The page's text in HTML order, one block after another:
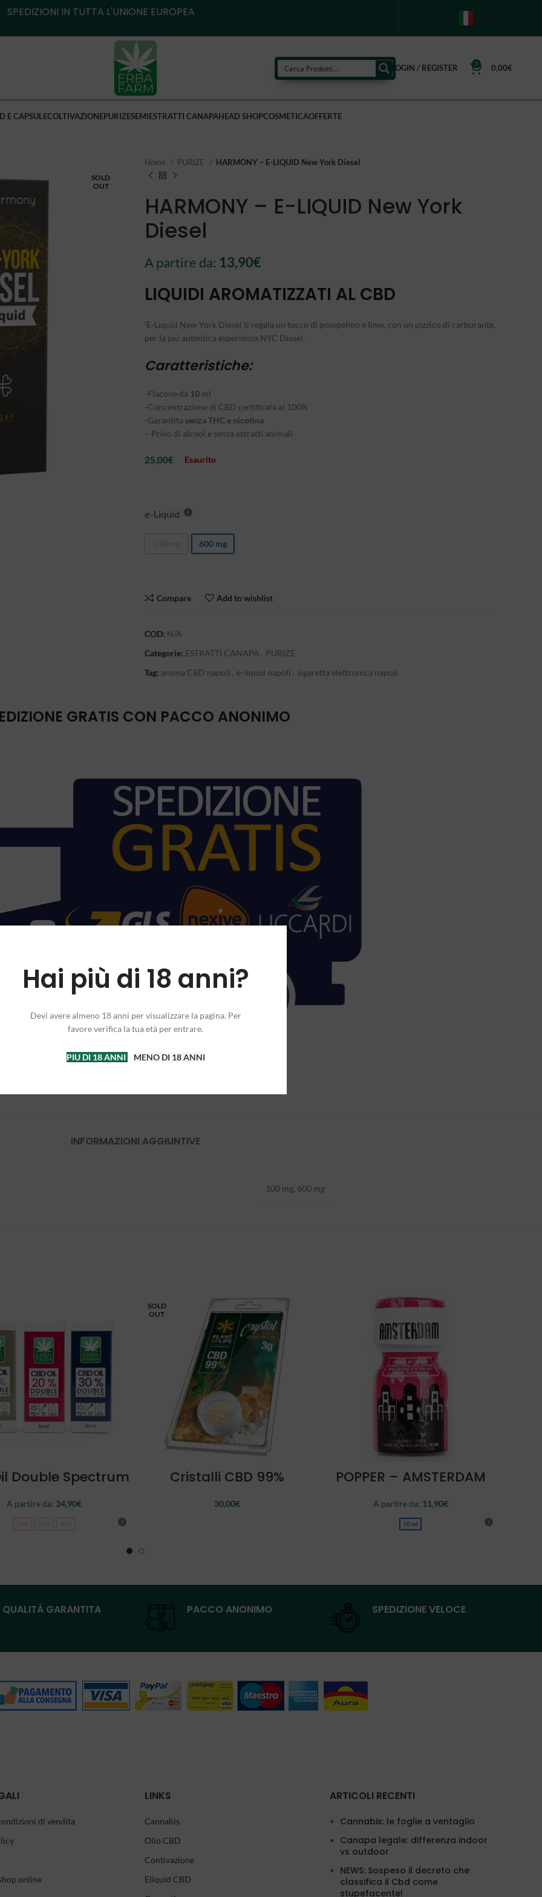
Hai più di 18 anni?
Devi avere almeno 18 anni per visualizzare la pagina. Per
favore verifica la tua età per entrare.
PIU DI 18 ANNI MENO DI 18 ANNI
SPEDIZIONI IN TUTTA L'UNIONE EUROPEA
LOGIN / REGISTER 0 0,00€
E CAPSULECOLTIVAZIONEPURIZESEMIESTRATTI CANAPAHEAD SHOPCOSMETICAOFFERTE
SOLD
OUT
Home PURIZE HARMONY – E-LIQUID New York Diesel
HARMONY – E-LIQUID New York
Diesel
A partire da: 13,90€
LIQUIDI AROMATIZZATI AL CBD
’E-Liquid New York Diesel ti regala un tocco di pompelmo e lime, con un pizzico di carburante,
per la più autentica esperienza NYC Diesel.
Caratteristiche:
-Flacone da 10 ml
-Concentrazione di CBD certificata al 100%
-Garantita senza THC e nicotina
– Privo di alcool e senza estratti animali
25,00€ Esaurito
e-Liquid
600 mg
Compare Add to wishlist
COD: N/A
Categorie: ESTRATTI CANAPA , PURIZE
Tag: aroma CBD napoli , e-liquid napoli , sigaretta elettronica napoli
GRATIS CON PACCO ANONIMO
INFORMAZIONI AGGIUNTIVE
100 mg, 600 mg
Double Spectrum
A partire da: 34,90€
SOLD
OUT
Cristalli CBD 99%
30,00€
POPPER – AMSTERDAM
A partire da: 11,90€
10 ml
QUALITÀ GARANTITA PACCO ANONIMO SPEDIZIONE VELOCE
di vendita
online
LINKS
Cannabis
Olio CBD
Contivazione
Eliquid CBD
ARTICOLI RECENTI
Cannabis: le foglie a ventaglio
Canapa legale: differenza indoor
vs outdoor
NEWS: Sospeso il decreto che
classifica il Cbd come
stupefacente!